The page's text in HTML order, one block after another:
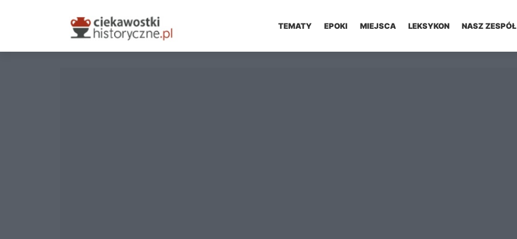
TEMATY EPOKI MIEJSCA LEKSYKON NASZ ZESPÓŁ